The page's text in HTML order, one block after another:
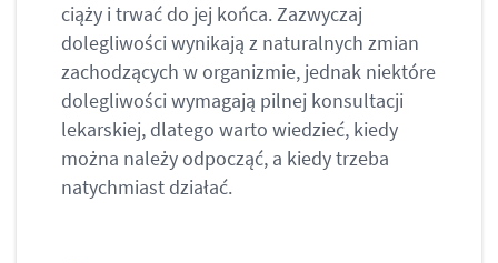
ciąży i trwać do jej końca. Zazwyczaj
dolegliwości wynikają z naturalnych zmian
zachodzących w organizmie, jednak niektóre
dolegliwości wymagają pilnej konsultacji
lekarskiej, dlatego warto wiedzieć, kiedy
można należy odpocząć, a kiedy trzeba
natychmiast działać.